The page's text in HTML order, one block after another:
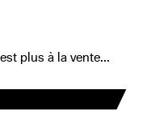
plus à la vente...